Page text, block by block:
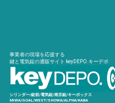
事業者の現場を応援する
鍵と電気錠の通販サイト keyDEPO.キーデポ
シリンダー/錠前/電気錠/南京錠/キーボックス
MIWA/GOAL/WEST/SHOWA/ALPHA/KABA